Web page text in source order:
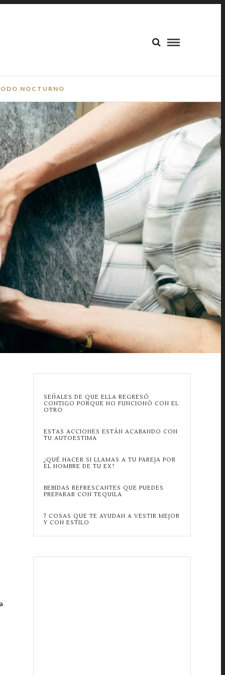
NOCTURNO
SEÑALES DE QUE ELLA REGRESÓ
CONTIGO PORQUE NO FUNCIONÓ CON EL
OTRO
ESTAS ACCIONES ESTÁN ACABANDO CON
TU AUTOESTIMA
¿QUÉ HACER SI LLAMAS A TU PAREJA POR
EL NOMBRE DE TU EX?
BEBIDAS REFRESCANTES QUE PUEDES
PREPARAR CON TEQUILA
7 COSAS QUE TE AYUDAN A VESTIR MEJOR
Y CON ESTILO